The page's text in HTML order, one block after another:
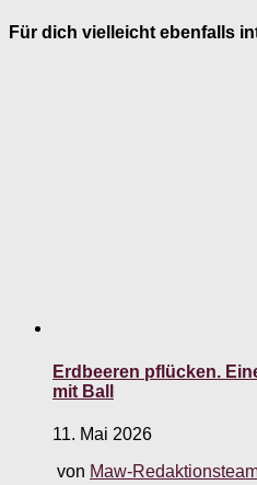
Für dich vielleicht ebenfalls
Erdbeeren pflücken.
mit Ball
11. Mai 2026
von Maw-